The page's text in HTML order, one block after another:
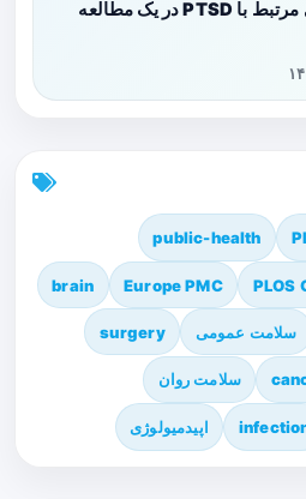
کابوس‌های مرتبط با PTSD در یک مطالعه
public-health
PLOS
Europe PMC
brain
سلامت عمومی surgery
سلامت روان
اپیدمیولوژی